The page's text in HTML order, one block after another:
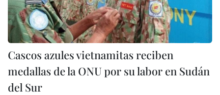
Cascos azules vietnamitas reciben
medallas de la ONU por su labor en Sudán
del Sur